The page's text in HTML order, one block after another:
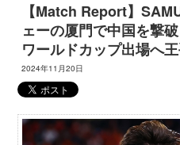
【Match Report】
ェーの厦門で中国を撃
ワールドカップ出場へ王
2024年11月20日